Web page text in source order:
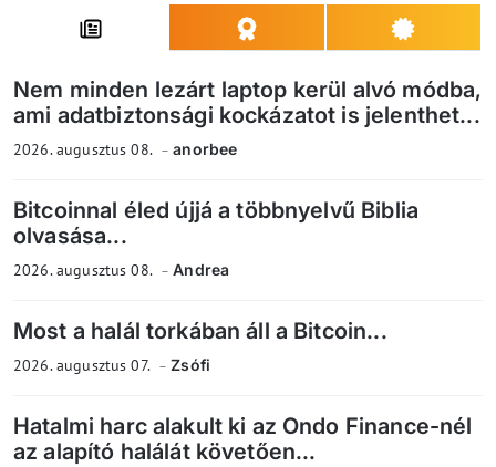
Nem minden lezárt laptop kerül alvó módba,
ami adatbiztonsági kockázatot is jelenthet...
2026. augusztus 08. anorbee
Bitcoinnal éled újjá a többnyelvű Biblia
olvasása...
2026. augusztus 08. Andrea
Most a halál torkában áll a Bitcoin...
2026. augusztus 07. Zsófi
Hatalmi harc alakult ki az Ondo Finance-nél
az alapító halálát követően...